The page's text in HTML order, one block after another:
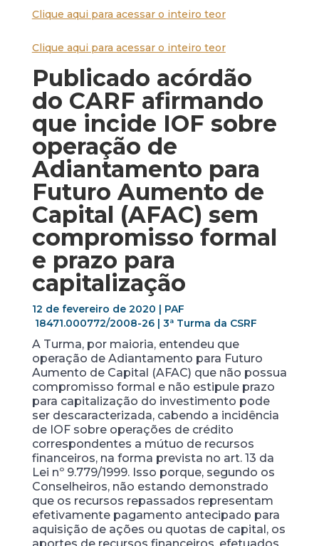
Clique aqui para acessar o inteiro teor
Clique aqui para acessar o inteiro teor
Publicado acórdão
do CARF afirmando
que incide IOF sobre
operação de
Adiantamento para
Futuro Aumento de
Capital (AFAC) sem
compromisso formal
e prazo para
capitalização
12 de fevereiro de 2020 | PAF
18471.000772/2008-26 | 3ª Turma da CSRF
A Turma, por maioria, entendeu que
operação de Adiantamento para Futuro
Aumento de Capital (AFAC) que não possua
compromisso formal e não estipule prazo
para capitalização do investimento pode
ser descaracterizada, cabendo a incidência
de IOF sobre operações de crédito
correspondentes a mútuo de recursos
financeiros, na forma prevista no art. 13 da
Lei nº 9.779/1999. Isso porque, segundo os
Conselheiros, não estando demonstrado
que os recursos repassados representam
efetivamente pagamento antecipado para
aquisição de ações ou quotas de capital, os